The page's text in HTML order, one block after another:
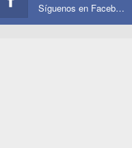
Síguenos en Facebook